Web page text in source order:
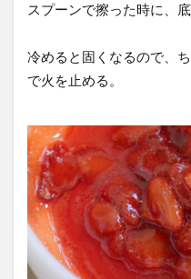
スプーンで擦った時に、
冷めると固くなるので、
で火を止める。